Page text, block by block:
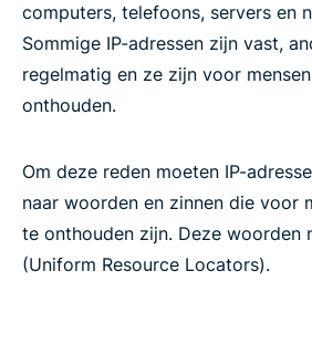
computers, telefoons, servers en
Sommige IP-adressen zijn vast,
regelmatig en ze zijn voor
onthouden.
Om deze reden moeten IP-
naar woorden en zinnen die voor
te onthouden zijn. Deze woorden
(Uniform Resource Locators).